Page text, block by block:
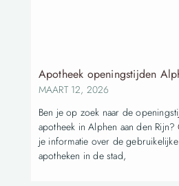
Apotheek openingstijden
MAART 12, 2026
Ben je op zoek naar de
apotheek in Alphen aan den
je informatie over de
apotheken in de stad,